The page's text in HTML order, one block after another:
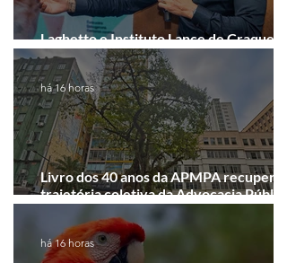
Laghetto e Instituto Lance de Craque
firmam parceria em Porto Alegre
Livro dos 40 anos da APMPA recupera a
trajetória coletiva da Advocacia Pública
há 16 horas
há 16 horas